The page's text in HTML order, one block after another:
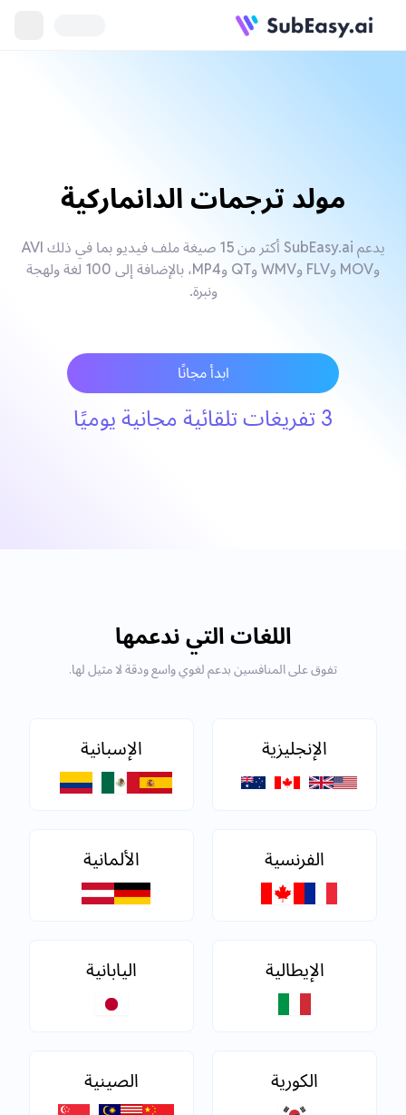
مولد ترجمات الدانماركية
يدعم SubEasy.ai أكثر من 15 صيغة ملف فيديو بما في ذلك AVI
وMOV وFLV وWMV وQT وMP4، بالإضافة إلى 100 لغة ولهجة
ونبرة.
ابدأ مجانًا
3 تفريغات تلقائية مجانية يوميًا
اللغات التي ندعمها
تفوق على المنافسين بدعم لغوي واسع ودقة لا مثيل لها.
الإنجليزية الإسبانية
الفرنسية الألمانية
الإيطالية اليابانية
الكورية الصينية